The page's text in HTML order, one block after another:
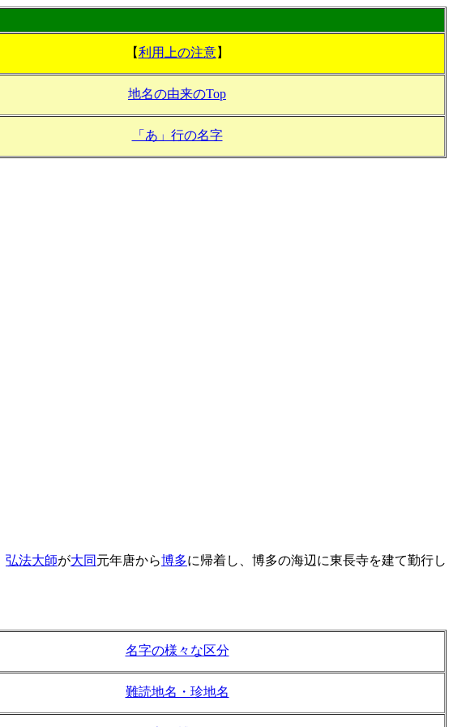
【利用上の注意】
地名の由来のTop
「あ」行の名字
弘法大師が大同 元年唐から博多に帰着し、博多の海辺に東長寺を建て勤行し
名字の様々な区分
難読地名・珍地名